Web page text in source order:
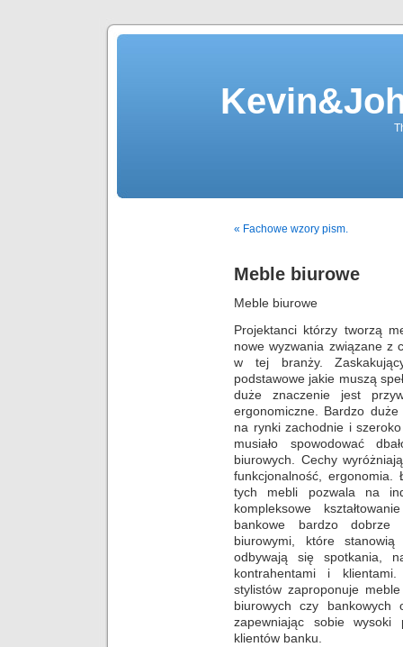
« Fachowe wzory pism.
Meble biurowe
Meble biurowe
Projektanci którzy tworzą
nowe wyzwania związane z
w tej branży.
podstawowe jakie muszą
duże znaczenie jest
ergonomiczne. Bardzo
na rynki zachodnie i
musiało spowodować
biurowych. Cechy
funkcjonalność, ergonomia.
tych mebli pozwala na
kompleksowe
bankowe bardzo dobrze
biurowymi, które
odbywają się spotkania,
kontrahentami i
stylistów zaproponuje
biurowych czy bankowych
zapewniając sobie
klientów banku.